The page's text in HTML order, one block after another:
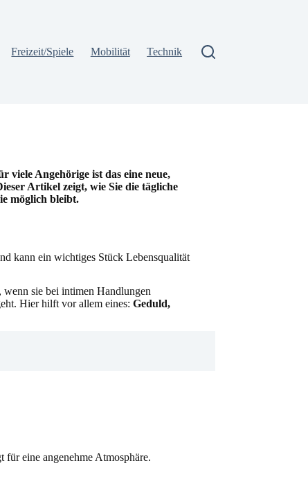
Freizeit/Spiele Mobilität Technik
viele Angehörige ist das eine neue,
Artikel zeigt, wie Sie die tägliche
möglich bleibt.
kann ein wichtiges Stück Lebensqualität
sie bei intimen Handlungen
Hier hilft vor allem eines: Geduld,
eine angenehme Atmosphäre.